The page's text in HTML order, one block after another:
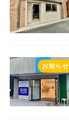
お知らせ